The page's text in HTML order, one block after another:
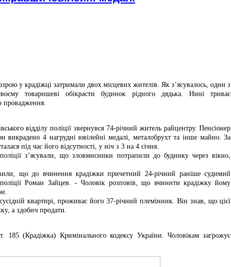
у крадіжці затримали двох місцевих жителів. Як з’ясувалось, один з
товаришеві обікрасти будинок рідного дядька. Нині триває
провадження.
відділу поліції звернувся 74-річний житель райцентру. Пенсіонер
викрадено 4 нагрудні ювілейні медалі, металобрухт та інше майно. За
під час його відсутності, у ніч з 3 на 4 січня.
з’ясували, що зловмисники потрапили до будинку через вікно,
що до вчинення крадіжки причетний 24-річний раніше судимий
Роман Зайцев. - Чоловік розповів, що вчинити крадіжку йому
квартирі, проживає його 37-річний племінник. Він знав, що цієї
а здобич продати.
185 (Крадіжка) Кримінального кодексу України. Чоловікам загрожує